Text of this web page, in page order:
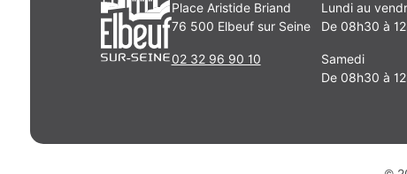
Place Aristide Briand
76 500 Elbeuf sur Seine
02 32 96 90 10
Lundi au
De 08h30 à
Samedi
De 08h30 à